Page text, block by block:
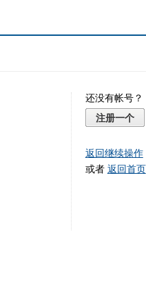
还没有帐号？
注册一个
返回继续操作
或者 返回首页